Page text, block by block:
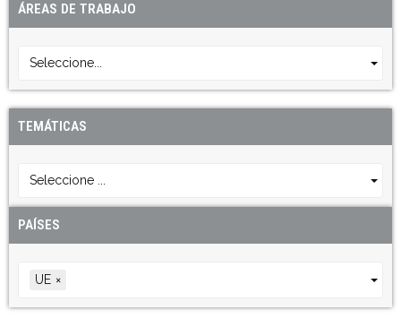
ÁREAS DE TRABAJO
Seleccione...
TEMÁTICAS
Seleccione ...
PAÍSES
UE ×